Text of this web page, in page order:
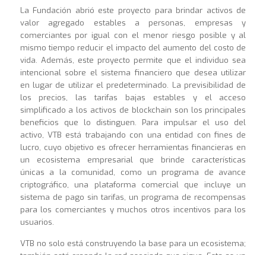
La Fundación abrió este proyecto para brindar activos de
valor agregado estables a personas, empresas y
comerciantes por igual con el menor riesgo posible y al
mismo tiempo reducir el impacto del aumento del costo de
vida. Además, este proyecto permite que el individuo sea
intencional sobre el sistema financiero que desea utilizar
en lugar de utilizar el predeterminado. La previsibilidad de
los precios, las tarifas bajas estables y el acceso
simplificado a los activos de blockchain son los principales
beneficios que lo distinguen. Para impulsar el uso del
activo, VTB está trabajando con una entidad con fines de
lucro, cuyo objetivo es ofrecer herramientas financieras en
un ecosistema empresarial que brinde características
únicas a la comunidad, como un programa de avance
criptográfico, una plataforma comercial que incluye un
sistema de pago sin tarifas, un programa de recompensas
para los comerciantes y muchos otros incentivos para los
usuarios.
VTB no solo está construyendo la base para un ecosistema;